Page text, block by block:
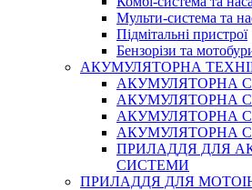
Мульти-система та
Підмітальні пристрої
Бензорізи та
АКУМУЛЯТОРНА
АКУМУЛЯТОРНА
АКУМУЛЯТОРНА
АКУМУЛЯТОРНА
АКУМУЛЯТОРНА
ПРИЛАДДЯ ДЛЯ
СИСТЕМИ
ПРИЛАДДЯ ДЛЯ